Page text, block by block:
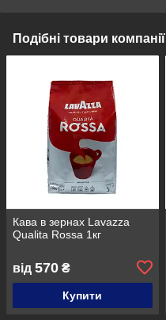
Подібні товари компанії
Кава в зернах Lavazza
Qualita Rossa 1кг
від 570 ₴
Купити